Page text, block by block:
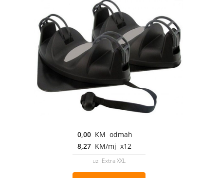
0,00 KM odmah
8,27 KM/mj x12
uz Extra XXL